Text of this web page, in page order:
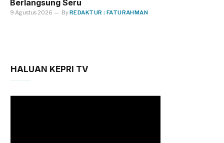
Berlangsung Seru
9 Agustus 2026 ByREDAKTUR : FATURAHMAN
HALUAN KEPRI TV